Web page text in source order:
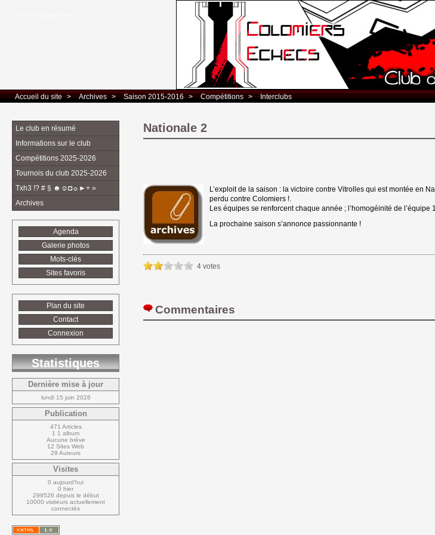
Accueil du site > Archives > Saison 2015-2016 > Compétitions > Interclubs
Nationale 2
L’exploit de la saison : la victoire contre Vitrolles qui est montée en
perdu contre Colomiers !.
Les équipes se renforcent chaque année ; l’homogéinité de
La prochaine saison s’annonce passionnante !
4 votes
Commentaires
Le club en résumé
Informations sur le club
Compétitions 2025-2026
Tournois du club 2025-2026
Txh3 !? # § ☻☺◘☼►+ »
Archives
Agenda
Galerie photos
Mots-clés
Sites favoris
Plan du site
Contact
Connexion
Statistiques
Dernière mise à jour
lundi 15 juin 2026
Publication
471 Articles
1 1 album
Aucune brève
12 Sites Web
29 Auteurs
Visites
0 aujourd'hui
0 hier
299526 depuis le début
10000 visiteurs actuellement
connectés